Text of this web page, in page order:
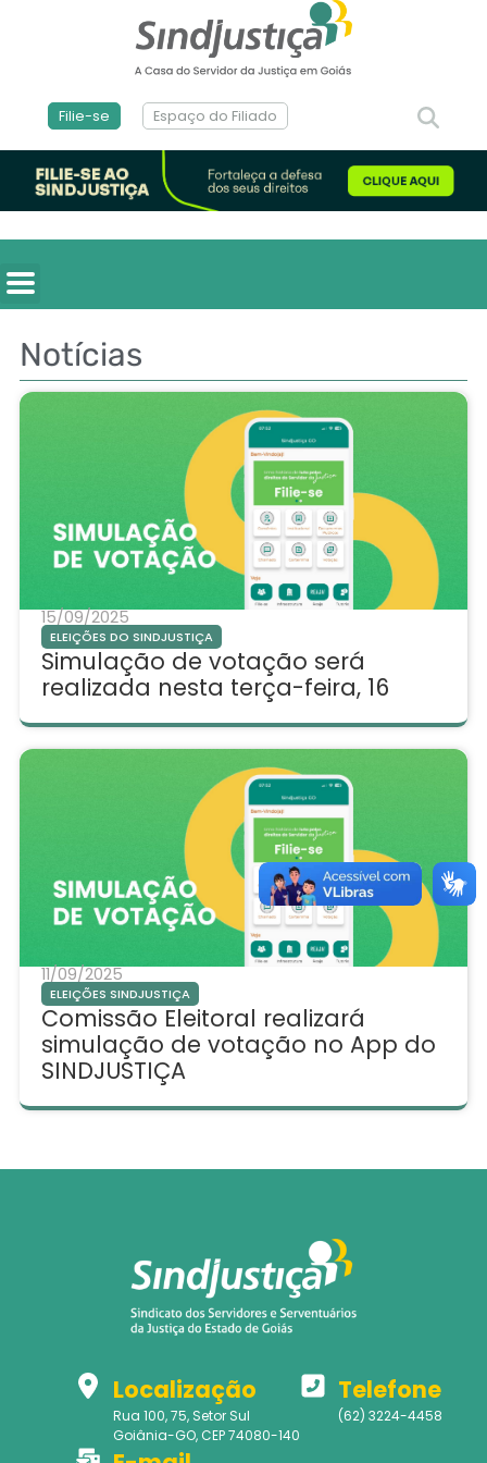
Filie-se Espaço do Filiado
Notícias
15/09/2025
ELEIÇÕES DO SINDJUSTIÇA
Simulação de votação será
realizada nesta terça-feira, 16
11/09/2025
ELEIÇÕES SINDJUSTIÇA
Comissão Eleitoral realizará
simulação de votação no App do
SINDJUSTIÇA
Localização
Rua 100, 75, Setor Sul
Goiânia-GO, CEP 74080-140
Telefone
(62) 3224-4458